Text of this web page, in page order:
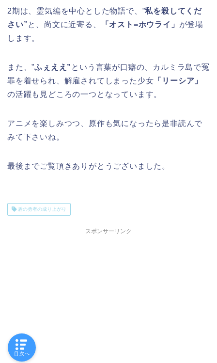
2期は、霊気編を中心とした物語で、”私を殺してくだ
さい”と、尚文に近寄る、 「オスト=ホウライ」 が登場
します。
また、”ふぇええ” という言葉が口癖の、カルミラ島で冤
罪を着せられ、解雇されてしまった少女 「リーシア」
の活躍も見どころの一つとなっています。
アニメを楽しみつつ、原作も気になったら是非読んで
みて下さいね。
最後までご覧頂きありがとうございました。
盾の勇者の成り上がり
スポンサーリンク
目次へ